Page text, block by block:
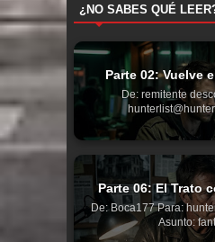
¿NO SABES QUÉ
Parte 02: Vuelve
De: remitente
Parte 06: El Trato
De: Boca177 Para:
Asunto: